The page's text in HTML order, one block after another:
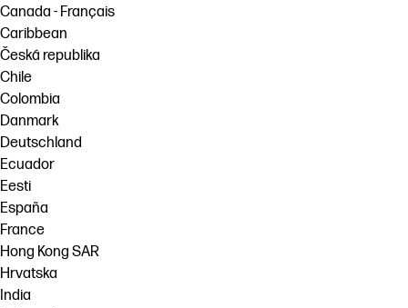
Canada - Français
Caribbean
Česká republika
Chile
Colombia
Danmark
Deutschland
Ecuador
Eesti
España
France
Hong Kong SAR
Hrvatska
India